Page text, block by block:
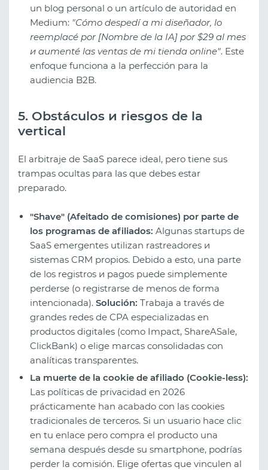
un blog personal o un artículo de autoridad en
Medium: "Cómo despedí a mi diseñador, lo
reemplacé por [Nombre de la IA] por $29 al mes
и aumenté las ventas de mi tienda online". Este
enfoque funciona a la perfección para la
audiencia B2B.
5. Obstáculos и riesgos de la
vertical
El arbitraje de SaaS parece ideal, pero tiene sus
trampas ocultas para las que debes estar
preparado.
"Shave" (Afeitado de comisiones) por parte de
los programas de afiliados: Algunas startups de
SaaS emergentes utilizan rastreadores и
sistemas CRM propios. Debido a esto, una parte
de los registros и pagos puede simplemente
perderse (o registrarse de menos de forma
intencionada). Solución: Trabaja a través de
grandes redes de CPA especializadas en
productos digitales (como Impact, ShareASale,
ClickBank) o elige marcas consolidadas con
analíticas transparentes.
La muerte de la cookie de afiliado (Cookie-less):
Las políticas de privacidad en 2026
prácticamente han acabado con las cookies
tradicionales de terceros. Si un usuario hace clic
en tu enlace pero compra el producto una
semana después desde su smartphone, podrías
perder la comisión. Elige ofertas que vinculen al